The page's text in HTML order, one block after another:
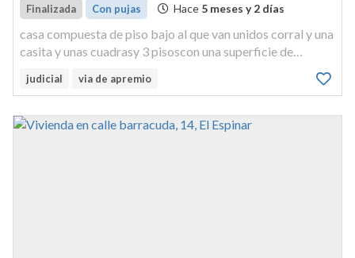
Finalizada Con pujas Hace 5 meses y 2 días
casa compuesta de piso bajo al que van unidos corral y una
casita y unas cuadrasy 3 pisoscon una superficie de
191metros con 35 cm cuadrados . hoy en estado de ruina .
finca registral nº 3207 inscrita en el termino municipal del
judicial via de apremio